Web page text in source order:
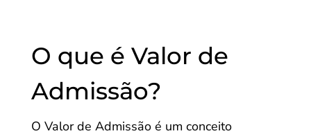
O que é Valor de
Admissão?
O Valor de Admissão é um conceito